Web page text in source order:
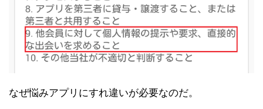
なぜ悩みアプリにすれ違いが必要なのだ。